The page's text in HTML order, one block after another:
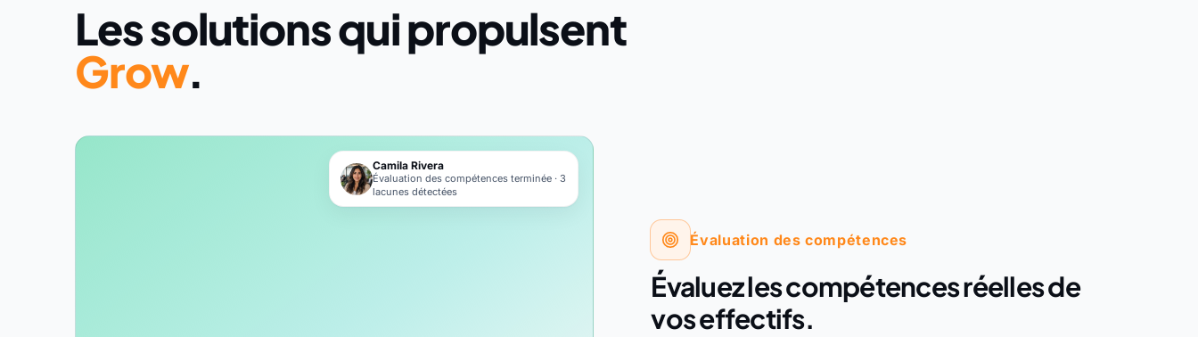
Les solutions qui propulsent
Grow.
Camila Rivera
Évaluation des compétences terminée · 3
lacunes détectées
Évaluation des compétences
Évaluez les compétences réelles de
vos effectifs.